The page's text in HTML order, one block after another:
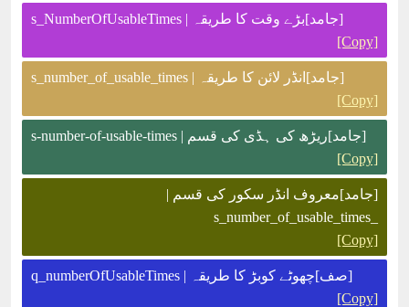
[جامد]بڑے وقت کا طریقہ | s_NumberOfUsableTimes
[Copy]
[جامد]انڈر لائن کا طریقہ | s_number_of_usable_times
[Copy]
[جامد]ریڑھ کی ہڈی کی قسم | s-number-of-usable-times
[Copy]
[جامد]معروف انڈر سکور کی قسم |
_s_number_of_usable_times
[Copy]
[صف]چھوٹے کوبڑ کا طریقہ | q_numberOfUsableTimes
[Copy]